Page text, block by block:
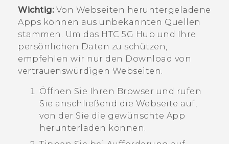
Wichtig:Von Webseiten heruntergeladene
Apps können aus unbekannten Quellen
stammen. Um das HTC 5G Hub‍ und Ihre
persönlichen Daten zu schützen,
empfehlen wir nur den Download von
vertrauenswürdigen Webseiten.
Öffnen Sie Ihren Browser und rufen
Sie anschließend die Webseite auf,
von der Sie die gewünschte App
herunterladen können.